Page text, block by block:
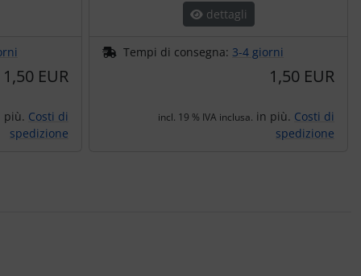
1,50 EUR
Costi di
spedizione
dettagli
Tempi di consegna: 3-4 giorni
1,50 EUR
incl. 19 % IVA inclusa. in più. Costi di
spedizione